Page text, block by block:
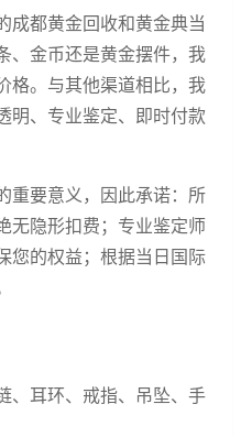
成都黄金回收和黄金典当
、金币还是黄金摆件，我
格。与其他渠道相比，我
明、专业鉴定、即时付款
重要意义，因此承诺：所
无隐形扣费；专业鉴定师
您的权益；根据当日国际
、耳环、戒指、吊坠、手